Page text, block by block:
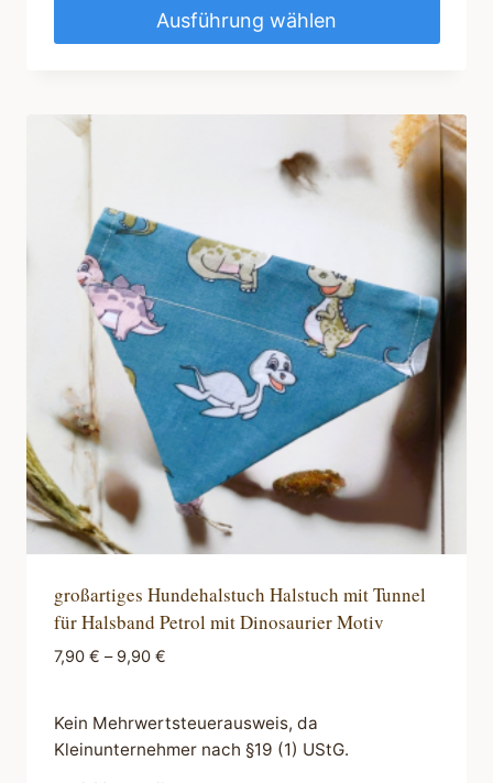
Ausführung wählen
weist
mehrere
Optionen
können
Produktseite
gewählt
werden
großartiges Hundehalstuch Halstuch mit Tunnel
für Halsband Petrol mit Dinosaurier Motiv
7,90 € – 9,90 €
Kein Mehrwertsteuerausweis, da
Kleinunternehmer nach §19 (1) UStG.